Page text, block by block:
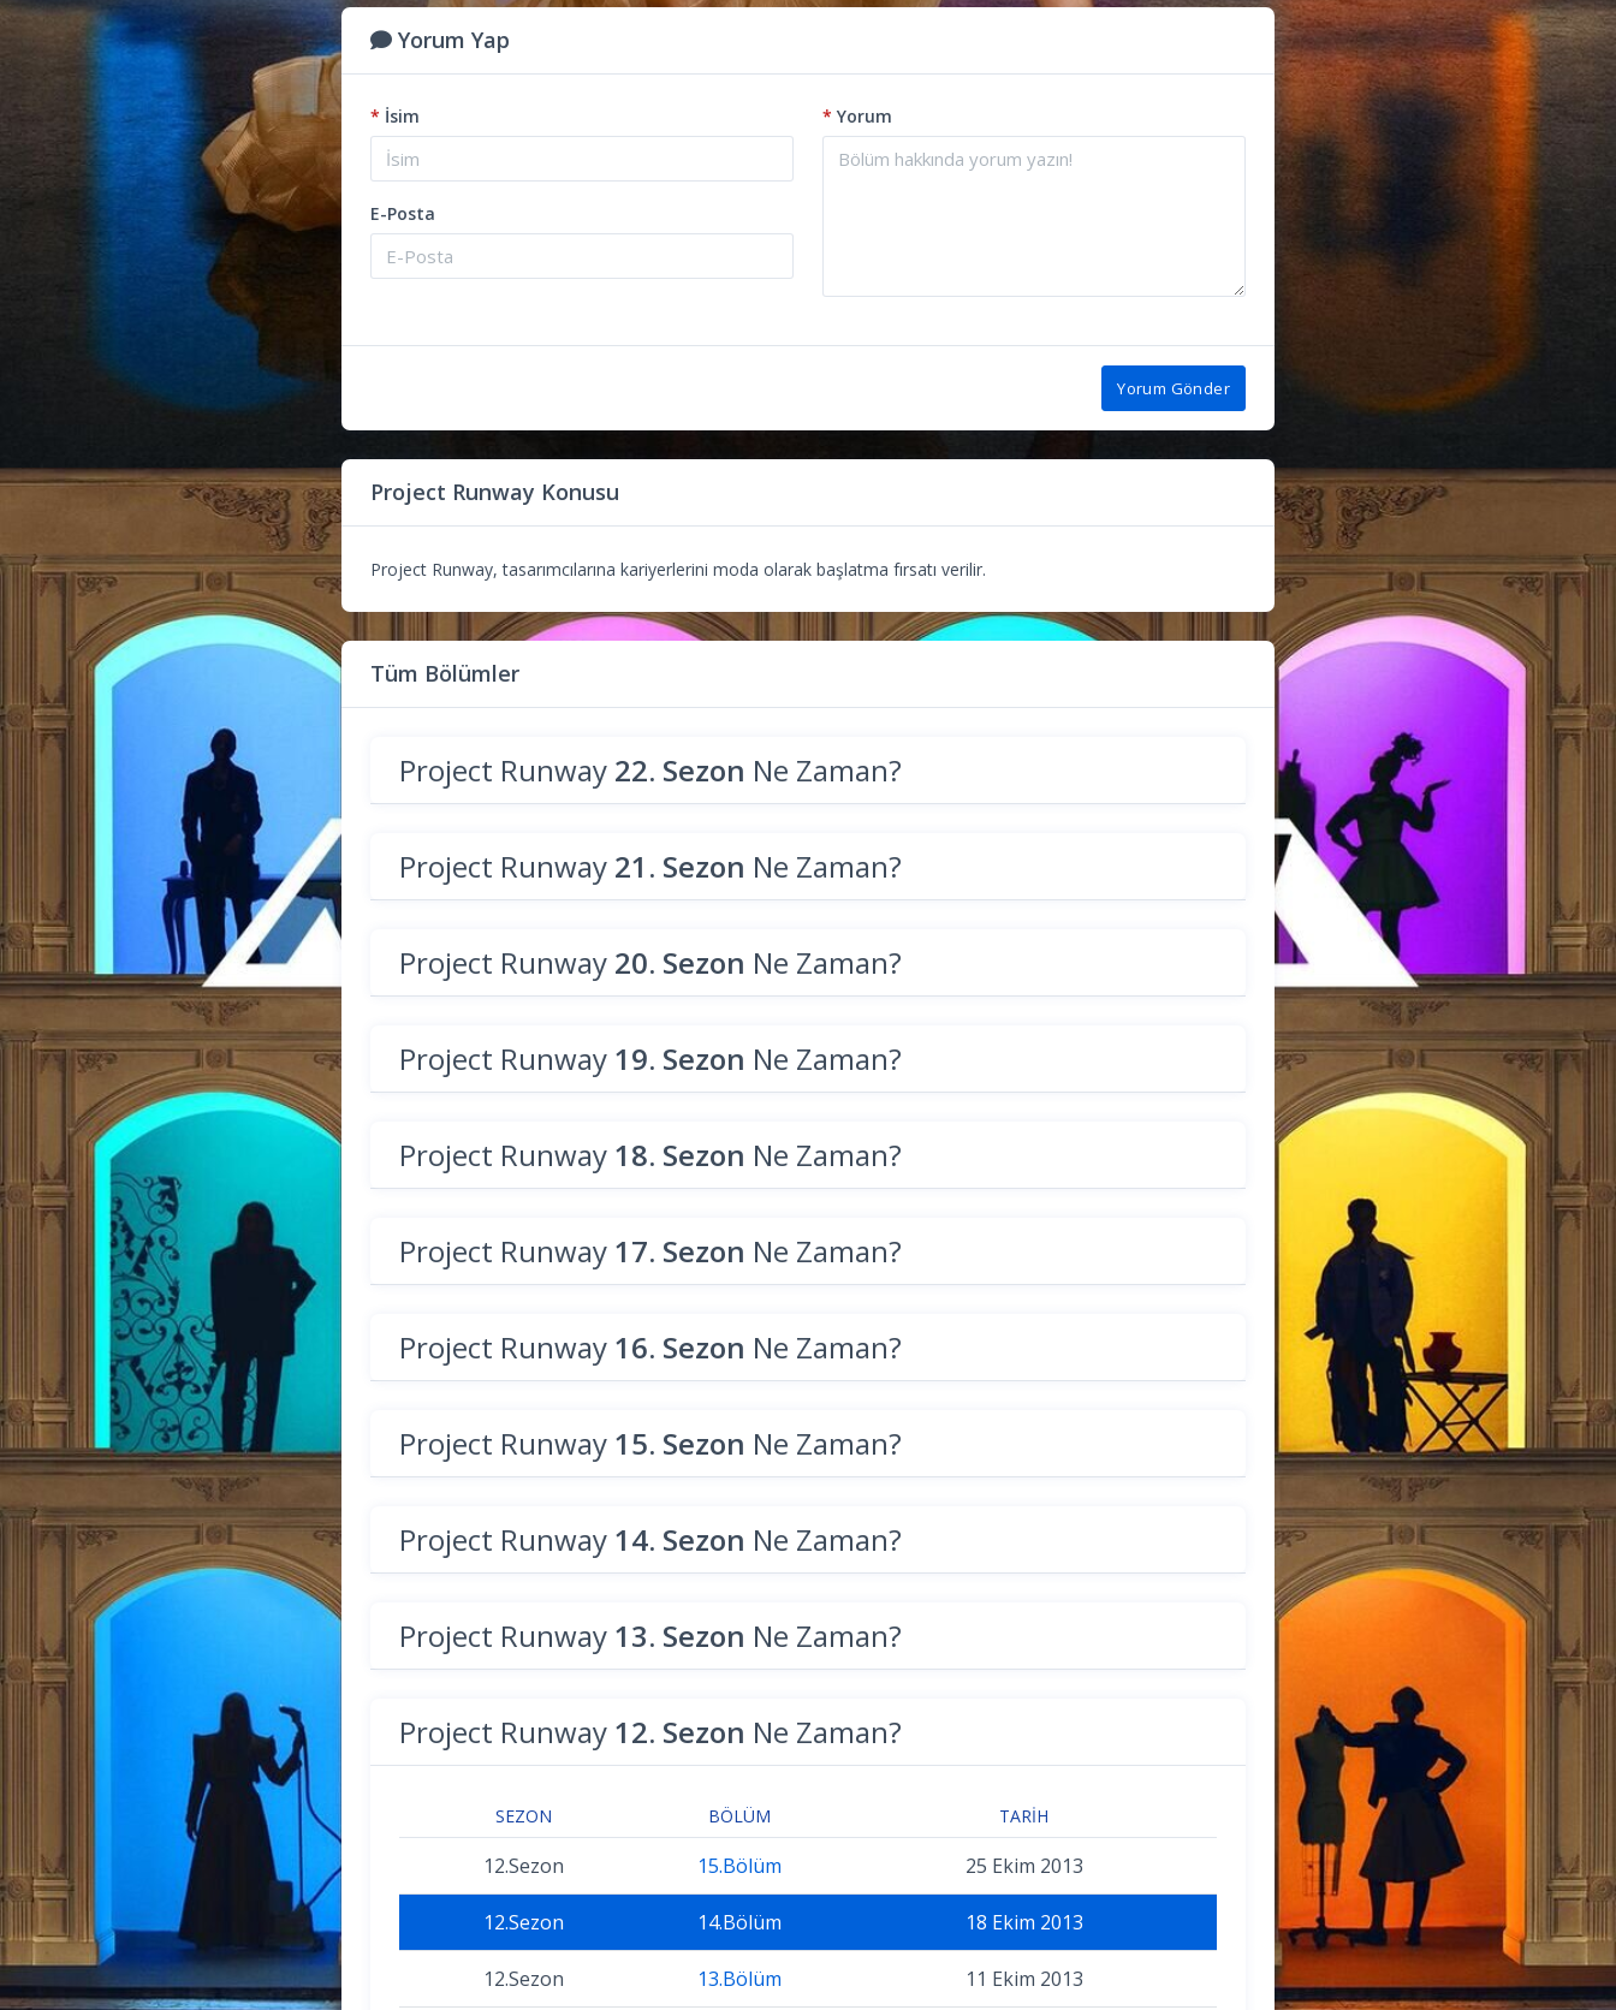
Yorum Yap
* İsim
E-Posta
* Yorum
Yorum Gönder
Project Runway Konusu
Project Runway, tasarımcılarına kariyerlerini moda olarak başlatma fırsatı verilir.
Tüm Bölümler
Project Runway 22. Sezon Ne Zaman?
Project Runway 21. Sezon Ne Zaman?
Project Runway 20. Sezon Ne Zaman?
Project Runway 19. Sezon Ne Zaman?
Project Runway 18. Sezon Ne Zaman?
Project Runway 17. Sezon Ne Zaman?
Project Runway 16. Sezon Ne Zaman?
Project Runway 15. Sezon Ne Zaman?
Project Runway 14. Sezon Ne Zaman?
Project Runway 13. Sezon Ne Zaman?
Project Runway 12. Sezon Ne Zaman?
SEZON BÖLÜM TARIH
12.Sezon 15.Bölüm 25 Ekim 2013
12.Sezon 14.Bölüm 18 Ekim 2013
12.Sezon 13.Bölüm 11 Ekim 2013